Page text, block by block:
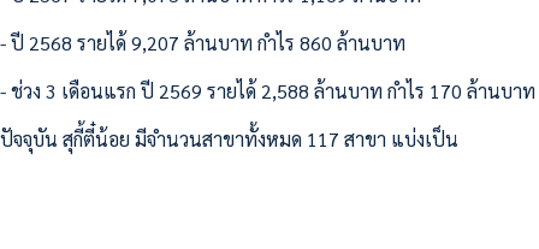
- ปี 2568 รายได้ 9,207 ล้านบาท กำไร 860 ล้านบาท
- ช่วง 3 เดือนแรก ปี 2569 รายได้ 2,588 ล้านบาท กำไร 170 ล้านบาท
ปัจจุบัน สุกี้ตี๋น้อย มีจำนวนสาขาทั้งหมด 117 สาขา แบ่งเป็น